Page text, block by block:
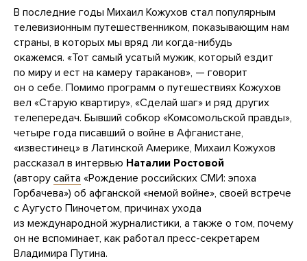
В последние годы Михаил Кожухов стал популярным
телевизионным путешественником, показывающим нам
страны, в которых мы вряд ли когда-нибудь
окажемся. «Тот самый усатый мужик, который ездит
по миру и ест на камеру тараканов», — говорит
он о себе. Помимо программ о путешествиях Кожухов
вел «Старую квартиру», «Сделай шаг» и ряд других
телепередач. Бывший собкор «Комсомольской правды»,
четыре года писавший о войне в Афганистане,
«известинец» в Латинской Америке, Михаил Кожухов
рассказал в интервью Наталии Ростовой
(автору сайта «Рождение российских СМИ: эпоха
Горбачева») об афганской «немой войне», своей встрече
с Аугусто Пиночетом, причинах ухода
из международной журналистики, а также о том, почему
он не вспоминает, как работал пресс-секретарем
Владимира Путина.